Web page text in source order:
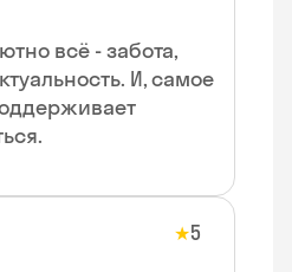
всё - забота,
И, самое
★5